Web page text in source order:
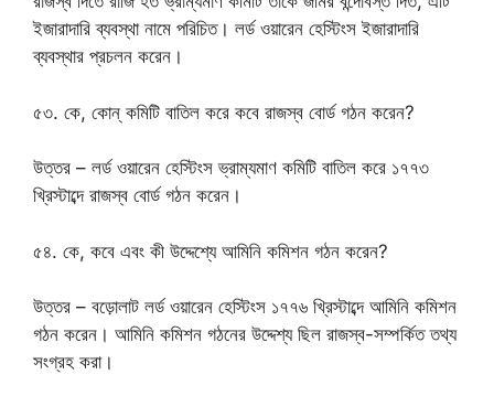
ইজারাদারি ব্যবস্থা নামে পরিচিত। লর্ড ওয়ারেন হেস্টিংস ইজারাদারি
ব্যবস্থার প্রচলন করেন।
৫৩. কে, কোন্ কমিটি বাতিল করে কবে রাজস্ব বোর্ড গঠন করেন?
উত্তর – লর্ড ওয়ারেন হেস্টিংস ভ্রাম্যমাণ কমিটি বাতিল করে ১৭৭৩
খ্রিস্টাব্দে রাজস্ব বোর্ড গঠন করেন।
৫৪. কে, কবে এবং কী উদ্দেশ্যে আমিনি কমিশন গঠন করেন?
উত্তর – বড়োলাট লর্ড ওয়ারেন হেস্টিংস ১৭৭৬ খ্রিস্টাব্দে আমিনি কমিশন
গঠন করেন। আমিনি কমিশন গঠনের উদ্দেশ্য ছিল রাজস্ব-সম্পর্কিত তথ্য
সংগ্রহ করা।